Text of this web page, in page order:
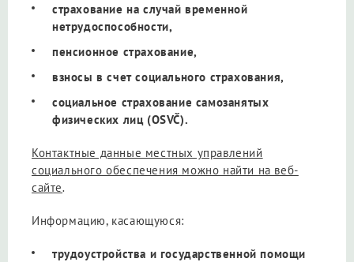
страхование на случай временной
нетрудоспособности,
пенсионное страхование,
взносы в счет социального страхования,
социальное страхование самозанятых
физических лиц (OSVČ).
Контактные данные местных управлений
социального обеспечения можно найти на веб-
сайте.
Информацию, касающуюся:
трудоустройства и государственной помощи